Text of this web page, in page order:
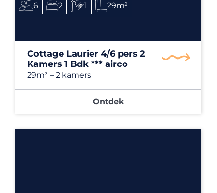
6 2 1 29m²
Cottage Laurier 4/6 pers 2
Kamers 1 Bdk *** airco
29m² – 2 kamers
Ontdek